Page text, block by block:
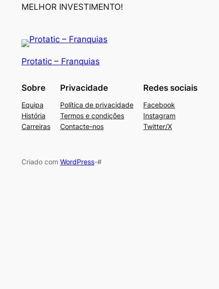
MELHOR INVESTIMENTO!
Protatic – Franquias
Sobre
Equipa
História
Carreiras
Privacidade
Política de privacidade
Termos e condições
Contacte-nos
Redes sociais
Facebook
Instagram
Twitter/X
Criado com WordPress-#